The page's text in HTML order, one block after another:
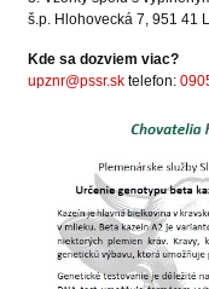
š.p. Hlohovecká 7, 951 41
Kde sa dozviem viac?
upznr@pssr.sk telefon: